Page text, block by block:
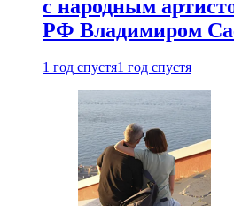
с народным
РФ Владимиром
1 год спустя1 год спустя